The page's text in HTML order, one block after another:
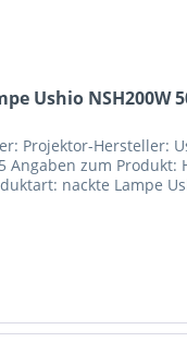
Ushio NSH200W
Projektor-Hersteller:
Angaben zum Produkt:
nackte Lampe